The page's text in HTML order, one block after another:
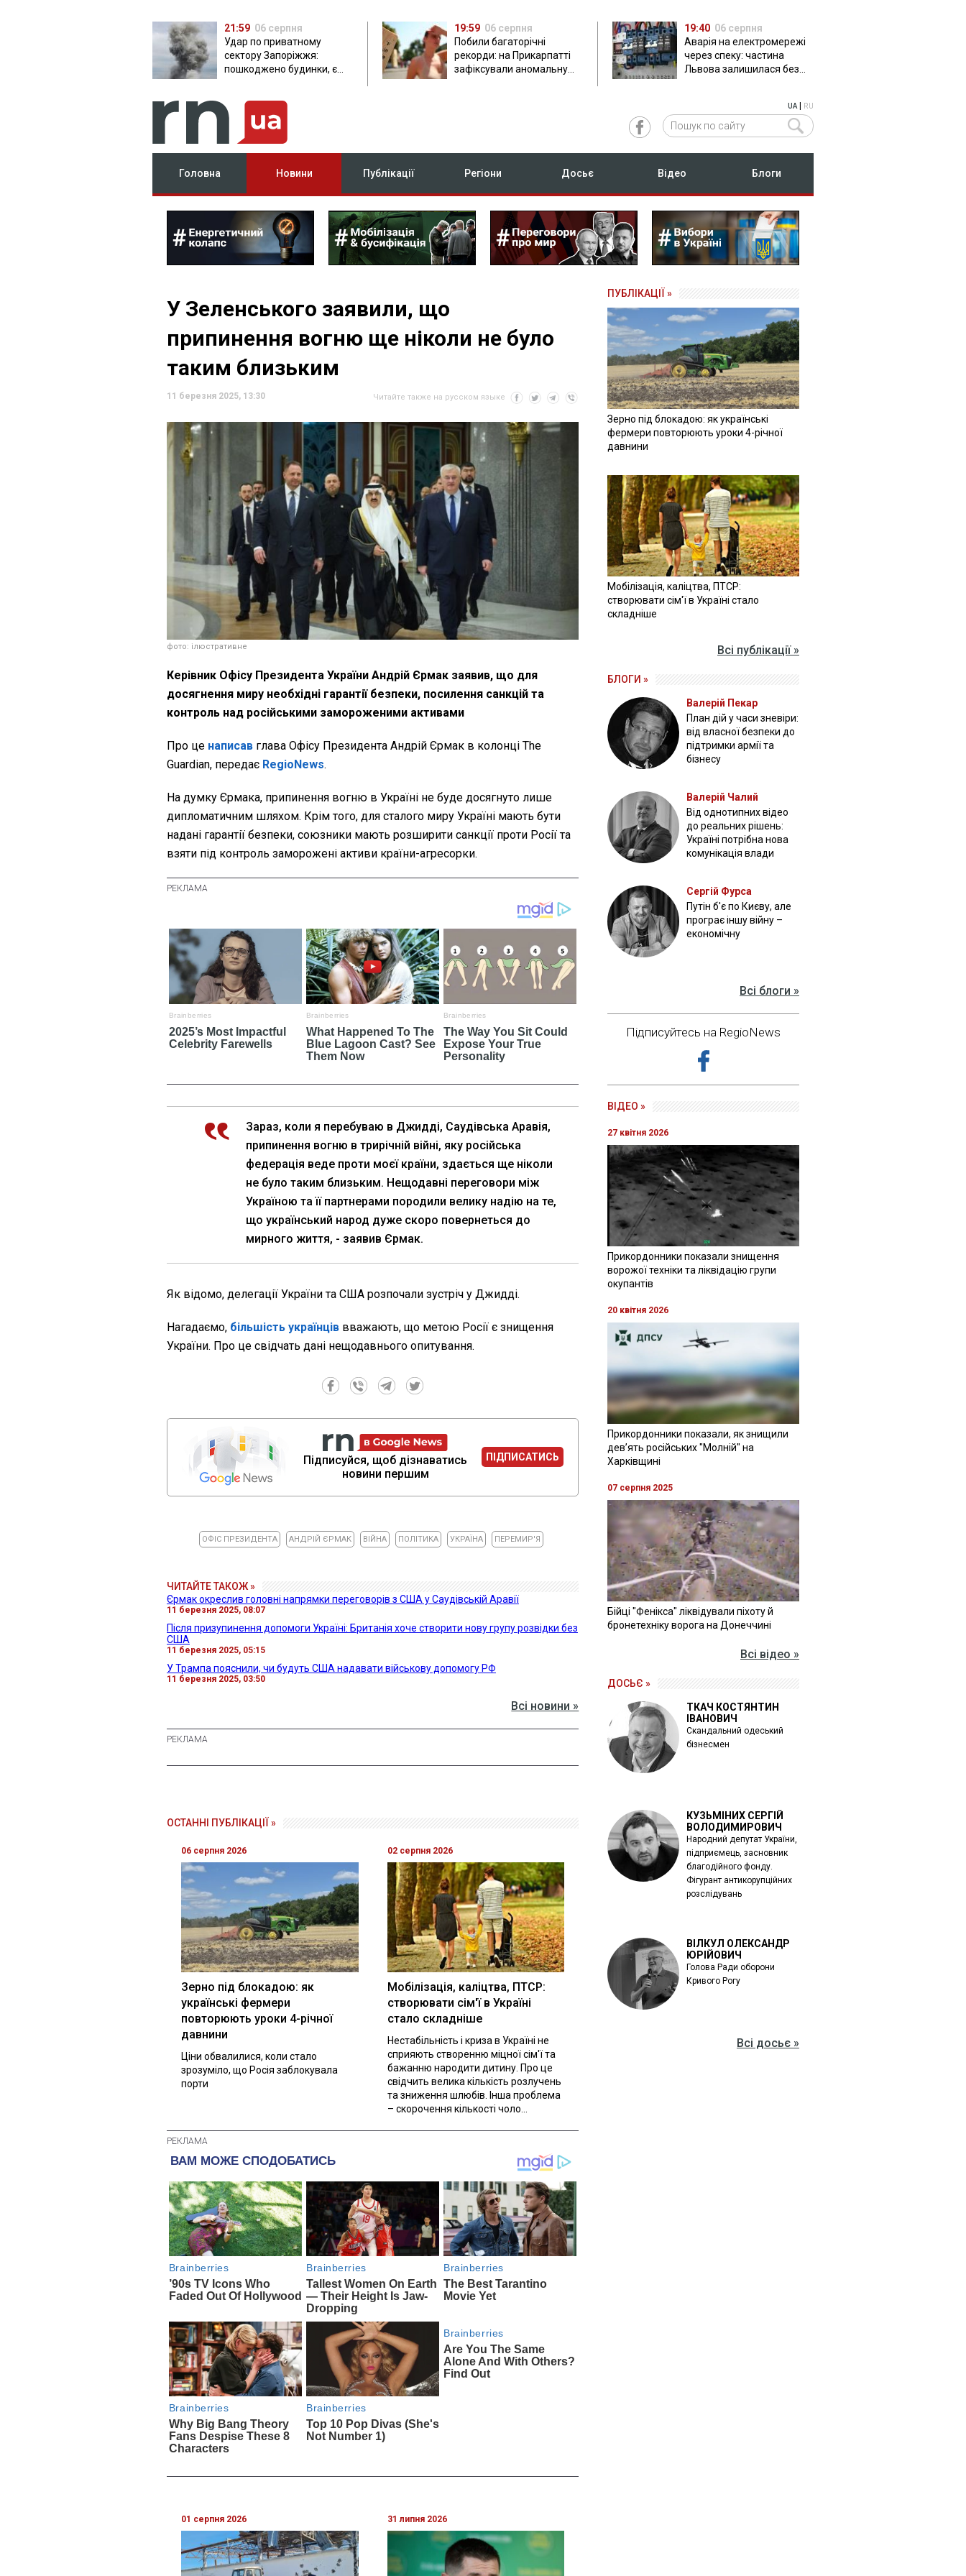
21:59 06 серпня
Удар по приватному
сектору Запоріжжя:
пошкоджено будинки, є
19:59 06 серпня
Побили багаторічні
рекорди: на Прикарпатті
зафіксували аномальну
19:40 06 серпня
Аварія на електромережі
через спеку: частина
Львова залишилася без
UA| RU
Головна Новини Публікації Регіони Досьє Відео Блоги
У Зеленського заявили, що
припинення вогню ще ніколи не було
таким близьким
11 березня 2025, 13:30 Читайте также на русском языке
фото: ілюстративне
Керівник Офісу Президента України Андрій Єрмак заявив, що для
досягнення миру необхідні гарантії безпеки, посилення санкцій та
контроль над російськими замороженими активами
Про це написав глава Офісу Президента Андрій Єрмак в колонці The
Guardian, передає RegioNews.
На думку Єрмака, припинення вогню в Україні не буде досягнуто лише
дипломатичним шляхом. Крім того, для сталого миру Україні мають бути
надані гарантії безпеки, союзники мають розширити санкції проти Росії та
взяти під контроль заморожені активи країни-агресорки.
Зараз, коли я перебуваю в Джидді, Саудівська Аравія,
припинення вогню в трирічній війні, яку російська
федерація веде проти моєї країни, здається ще ніколи
не було таким близьким. Нещодавні переговори між
Україною та її партнерами породили велику надію на те,
що український народ дуже скоро повернеться до
мирного життя, - заявив Єрмак.
Як відомо, делегації України та США розпочали зустріч у Джидді.
Нагадаємо, більшість українців вважають, що метою Росії є знищення
України. Про це свідчать дані нещодавнього опитування.
Підписуйся, щоб дізнаватись
новини першим
ПІДПИСАТИСЬ
ОФІС ПРЕЗИДЕНТА АНДРІЙ ЄРМАК ВІЙНА ПОЛІТИКА УКРАЇНА ПЕРЕМИР'Я
ЧИТАЙТЕ ТАКОЖ »
Єрмак окреслив головні напрямки переговорів з США у Саудівській Аравії
11 березня 2025, 08:07
Після призупинення допомоги Україні: Британія хоче створити нову групу розвідки без
США
11 березня 2025, 05:15
У Трампа пояснили, чи будуть США надавати військову допомогу РФ
11 березня 2025, 03:50
Всі новини »
ОСТАННІ ПУБЛІКАЦІЇ »
06 серпня 2026
Зерно під блокадою: як
українські фермери
повторюють уроки 4-річної
давнини
Ціни обвалилися, коли стало
зрозуміло, що Росія заблокувала
порти
02 серпня 2026
Мобілізація, каліцтва, ПТСР:
створювати сім'ї в Україні
стало складніше
Нестабільність і криза в Україні не
сприяють створенню міцної сім'ї та
бажанню народити дитину. Про це
свідчить велика кількість розлучень
та зниження шлюбів. Інша проблема
– скорочення кількості чоло...
01 серпня 2026 31 липня 2026
ПУБЛІКАЦІЇ »
Зерно під блокадою: як українські
фермери повторюють уроки 4-річної
давнини
Мобілізація, каліцтва, ПТСР:
створювати сім'ї в Україні стало
складніше
Всі публікації »
БЛОГИ »
Валерій Пекар
План дій у часи зневіри:
від власної безпеки до
підтримки армії та
бізнесу
Валерій Чалий
Від однотипних відео
до реальних рішень:
Україні потрібна нова
комунікація влади
Сергій Фурса
Путін б'є по Києву, але
програє іншу війну –
економічну
Всі блоги »
Підписуйтесь на RegioNews
ВІДЕО »
27 квітня 2026
Прикордонники показали знищення
ворожої техніки та ліквідацію групи
окупантів
20 квітня 2026
Прикордонники показали, як знищили
девʼять російських "Молній" на
Харківщині
07 серпня 2025
Бійці "Фенікса" ліквідували піхоту й
бронетехніку ворога на Донеччині
Всі відео »
ДОСЬЄ »
ТКАЧ КОСТЯНТИН
ІВАНОВИЧ
Скандальний одеський
бізнесмен
КУЗЬМІНИХ СЕРГІЙ
ВОЛОДИМИРОВИЧ
Народний депутат України,
підприємець, засновник
благодійного фонду.
Фігурант антикорупційних
розслідувань
ВІЛКУЛ ОЛЕКСАНДР
ЮРІЙОВИЧ
Голова Ради оборони
Кривого Рогу
Всі досьє »